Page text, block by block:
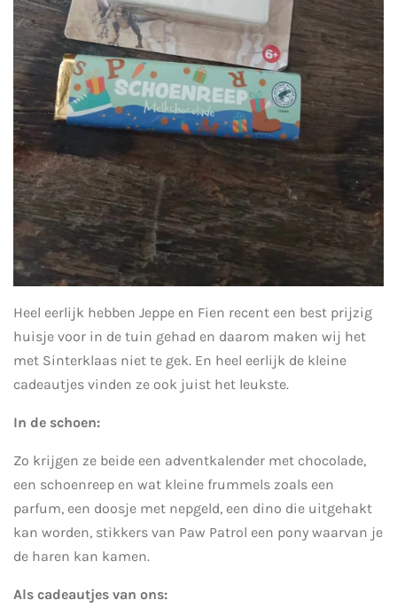
Heel eerlijk hebben Jeppe en Fien recent een best prijzig
huisje voor in de tuin gehad en daarom maken wij het
met Sinterklaas niet te gek. En heel eerlijk de kleine
cadeautjes vinden ze ook juist het leukste.
In de schoen:
Zo krijgen ze beide een adventkalender met chocolade,
een schoenreep en wat kleine frummels zoals een
parfum, een doosje met nepgeld, een dino die uitgehakt
kan worden, stikkers van Paw Patrol een pony waarvan je
de haren kan kamen.
Als cadeautjes van ons: